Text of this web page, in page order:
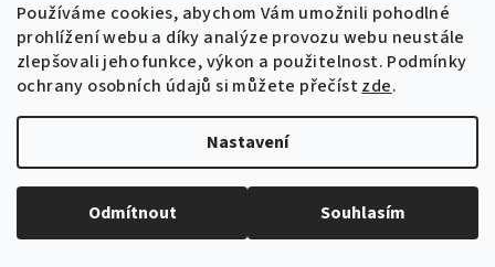
Používáme cookies, abychom Vám umožnili pohodlné
prohlížení webu a díky analýze provozu webu neustále
zlepšovali jeho funkce, výkon a použitelnost. Podmínky
ochrany osobních údajů si můžete přečíst zde.
Nastavení
Odmítnout Souhlasím